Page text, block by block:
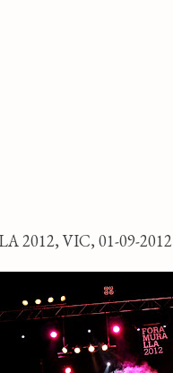
2012, VIC, 01-09-2012